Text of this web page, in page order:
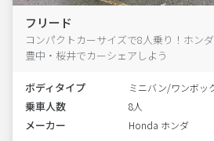
フリード
コンパクトカーサイズで8人乗り！ホン
豊中・桜井でカーシェアしよう
ボディタイプ ミニバン/ワンボッ
乗車人数 8人
メーカー Honda ホンダ